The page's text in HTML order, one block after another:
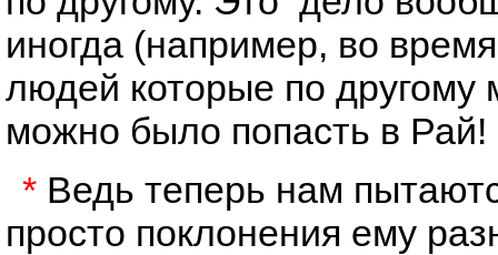
иногда (например, во
людей которые по другому
можно было попасть в Рай!
* Ведь теперь нам
просто поклонения ему